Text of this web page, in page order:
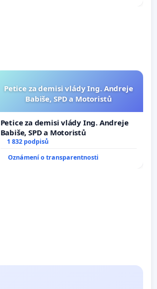
Petice za demisi vlády Ing. Andreje
Babiše, SPD a Motoristů
Petice za demisi vlády Ing. Andreje
Babiše, SPD a Motoristů
1 832 podpisů
Oznámení o transparentnosti